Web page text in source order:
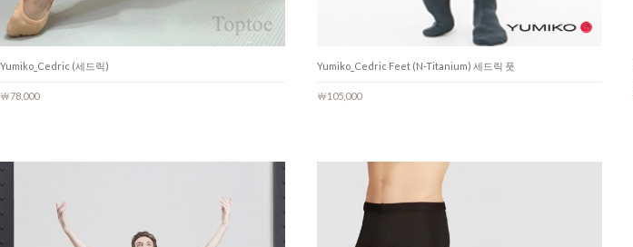
Yumiko_Cedric (세드릭)
￦78,000
Yumiko_Cedric Feet (N-Titanium) 세드릭 풋
￦105,000